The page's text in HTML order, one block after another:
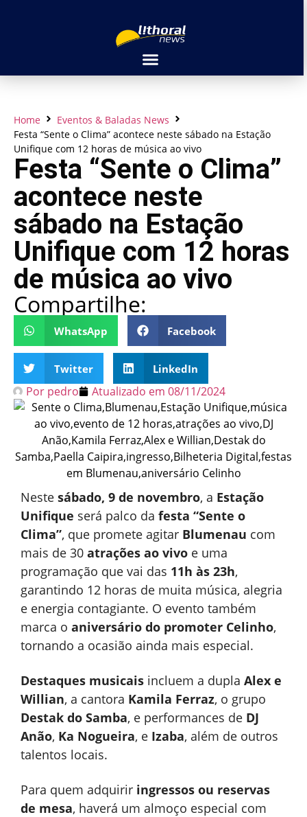
Home
Eventos & Baladas News
Festa “Sente o Clima” acontece neste sábado na Estação
Unifique com 12 horas de música ao vivo
Festa “Sente o Clima”
acontece neste
sábado na Estação
Unifique com 12 horas
de música ao vivo
Compartilhe:
WhatsApp Facebook
Twitter LinkedIn
Por pedro Atualizado em 08/11/2024
Neste sábado, 9 de novembro, a Estação
Unifique será palco da festa “Sente o
Clima”, que promete agitar Blumenau com
mais de 30 atrações ao vivo e uma
programação que vai das 11h às 23h,
garantindo 12 horas de muita música, alegria
e energia contagiante. O evento também
marca o aniversário do promoter Celinho,
tornando a ocasião ainda mais especial.
Destaques musicais incluem a dupla Alex e
Willian, a cantora Kamila Ferraz, o grupo
Destak do Samba, e performances de DJ
Anão, Ka Nogueira, e Izaba, além de outros
talentos locais.
Para quem adquirir ingressos ou reservas
de mesa, haverá um almoço especial com